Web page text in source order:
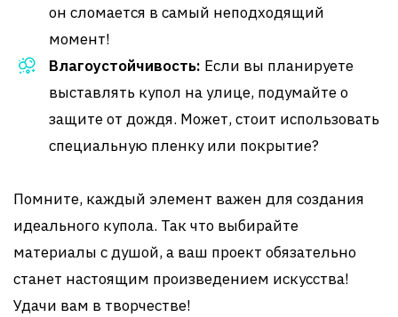
он сломается в самый неподходящий
момент!
Влагоустойчивость: Если вы планируете
выставлять купол на улице, подумайте о
защите от дождя. Может, стоит использовать
специальную пленку или покрытие?
Помните, каждый элемент важен для создания
идеального купола. Так что выбирайте
материалы с душой, а ваш проект обязательно
станет настоящим произведением искусства!
Удачи вам в творчестве!